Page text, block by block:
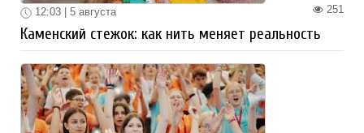
251
12:03 | 5 августа
Каменский стежок: как нить меняет реальность